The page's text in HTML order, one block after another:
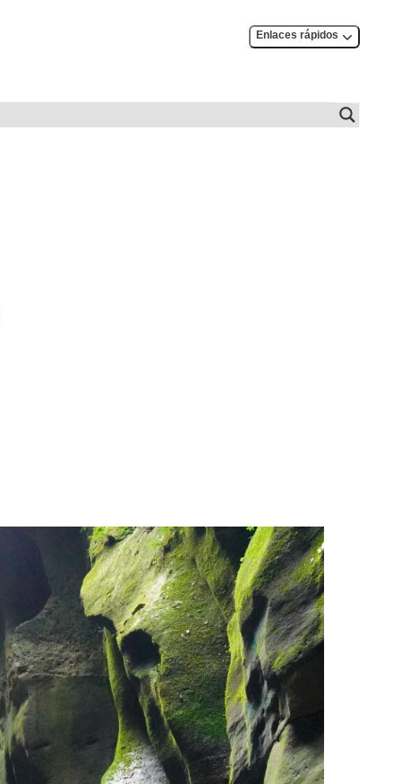
Enlaces rápidos